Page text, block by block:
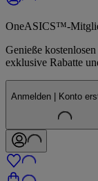
OneASICS™-
Genieße
exklusive Rabatte
Anmelden | Konto